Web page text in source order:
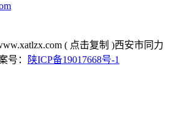
( 点击复制 )西安市同力
号：
陕ICP备19017668号-1